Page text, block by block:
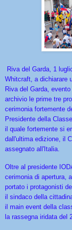
Riva del Garda, 1
Whitcraft, a dichiarare
Riva del Garda,
archivio le prime tre
cerimonia fortemente
Presidente della
il quale fortemente si
dall'ultima edizione, il
assegnato all'Italia.
Oltre al presidente
cerimonia di apertura,
portato i protagonisti
il sindaco della
il main event della
la rassegna iridata del